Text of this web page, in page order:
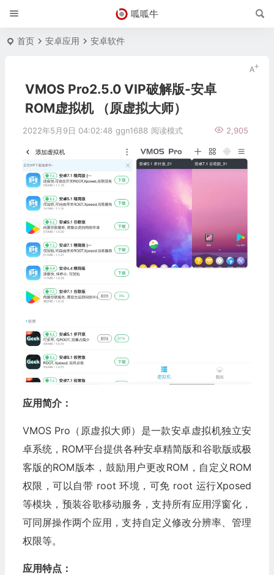
呱呱牛
首页 安卓应用 安卓软件
VMOS Pro2.5.0 VIP破解版-安卓
ROM虚拟机 （原虚拟大师）
2022年5月9日 04:02:48 ggn1688 2,905
阅读模式
应用简介：
VMOS Pro（原虚拟大师）是一款安卓虚拟机独立安
卓系统，ROM平台提供各种安卓精简版和谷歌版或极
客版的ROM版本，鼓励用户更改ROM，自定义ROM
权限，可以自带 root 环境，可免 root 运行Xposed
等模块，预装谷歌移动服务，支持所有应用浮窗化，
可同屏操作两个应用，支持自定义修改分辨率、管理
权限等。
应用特点：